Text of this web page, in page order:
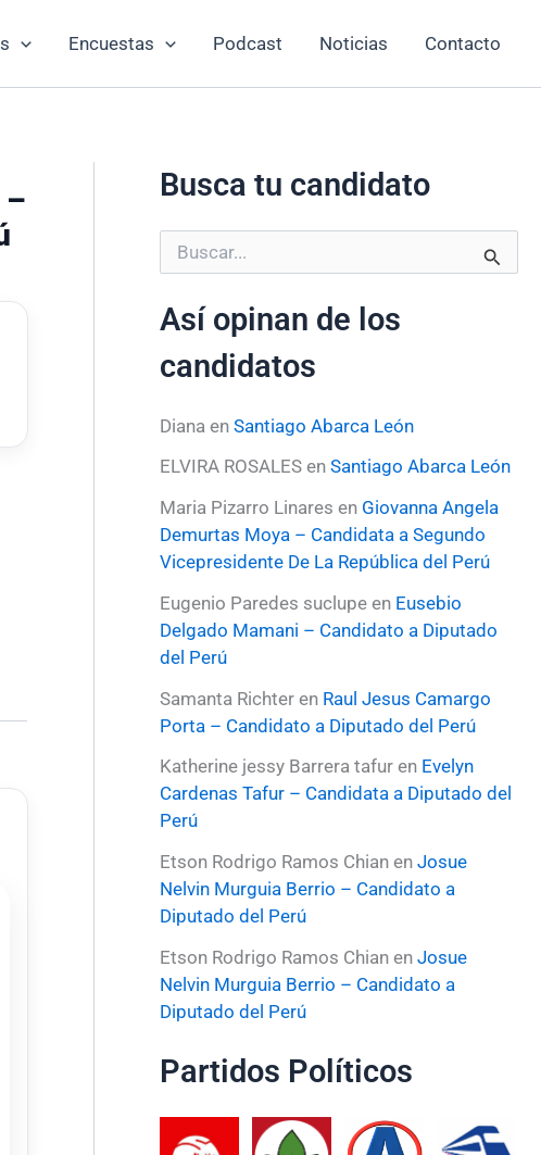
Encuestas Podcast Noticias Contacto
–
Busca tu candidato
u
c
r
r
Así opinan de los
candidatos
Diana en Santiago Abarca León
ELVIRA ROSALESen Santiago Abarca León
Maria Pizarro Linares en Giovanna Angela
Demurtas Moya – Candidata a Segundo
Vicepresidente De La República del Perú
Eugenio Paredes suclupeen Eusebio
Delgado Mamani – Candidato a Diputado
del Perú
Samanta Richteren Raul Jesus Camargo
Porta – Candidato a Diputado del Perú
Katherine jessy Barrera tafuren Evelyn
Cardenas Tafur – Candidata a Diputado del
Perú
Etson Rodrigo Ramos Chianen Josue
Nelvin Murguia Berrio – Candidato a
Diputado del Perú
Etson Rodrigo Ramos Chianen Josue
Nelvin Murguia Berrio – Candidato a
Diputado del Perú
Partidos Políticos